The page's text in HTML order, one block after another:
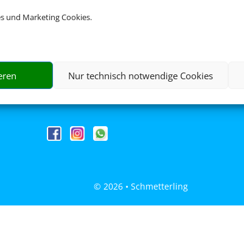
und Marketing Cookies.
Nur technisch notwendige Cookies
Impressum|Datenschutzerklärung |Online Check-In
Barrierefreiheitserklärung
© 2026 • Schmetterling